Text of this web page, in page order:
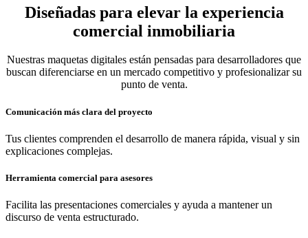
Diseñadas para elevar la experiencia
comercial inmobiliaria
Nuestras maquetas digitales están pensadas para desarrolladores que
buscan diferenciarse en un mercado competitivo y profesionalizar su
punto de venta.
Comunicación más clara del proyecto​
Tus clientes comprenden el desarrollo de manera rápida, visual y sin
explicaciones complejas.
Herramienta comercial para asesores
Facilita las presentaciones comerciales y ayuda a mantener un
discurso de venta estructurado.